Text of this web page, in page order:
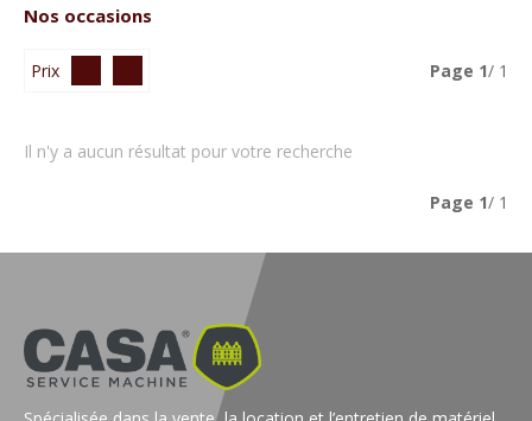
Nos occasions
Prix Page 1/ 1
Il n'y a aucun résultat pour votre recherche
Page 1/ 1